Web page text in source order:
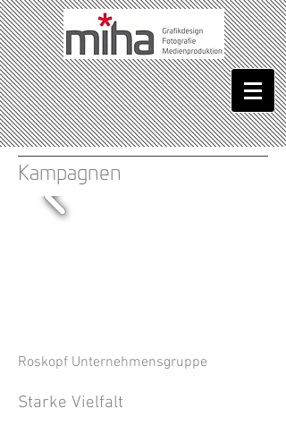
Kampagnen
Roskopf Unternehmensgruppe
Starke Vielfalt